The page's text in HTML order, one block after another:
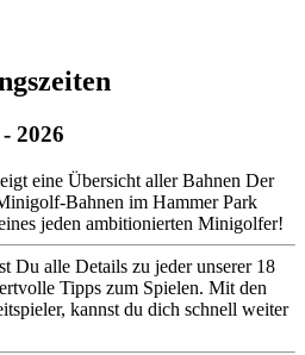
2026
Der
Bahnen im Hammer Park
jeden ambitionierten Minigolfer!
Du alle Details zu jeder unserer 18
Tipps zum Spielen. Mit den
kannst du dich schnell weiter